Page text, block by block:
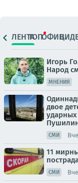
ЛЕНТАТОПОФИЦ.
Игорь
Народ
МНЕНИЯ
двое
СМИ
11
СМИ